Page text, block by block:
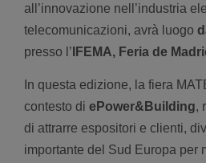
all’innovazione nell’industria
telecomunicazioni, avrà luogo
presso l’ IFEMA, Feria de
In questa edizione, la fiera
contesto di ePower&Building,
di attrarre espositori e clienti,
importante del Sud Europa per